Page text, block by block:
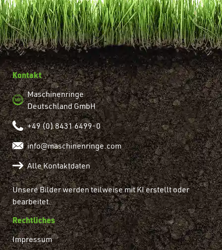
Kontakt
Maschinenringe
Deutschland GmbH
+49 (0) 8431 6499-0
info@maschinenringe.com
Alle Kontaktdaten
Unsere Bilder werden teilweise mit KI erstellt oder
bearbeitet.
Rechtliches
Impressum